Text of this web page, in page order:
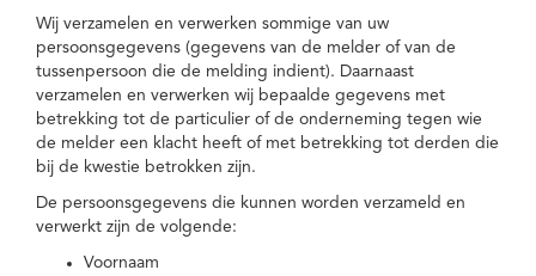
Wij verzamelen en verwerken sommige van uw
persoonsgegevens (gegevens van de melder of van de
tussenpersoon die de melding indient). Daarnaast
verzamelen en verwerken wij bepaalde gegevens met
betrekking tot de particulier of de onderneming tegen wie
de melder een klacht heeft of met betrekking tot derden die
bij de kwestie betrokken zijn.
De persoonsgegevens die kunnen worden verzameld en
verwerkt zijn de volgende:
Voornaam